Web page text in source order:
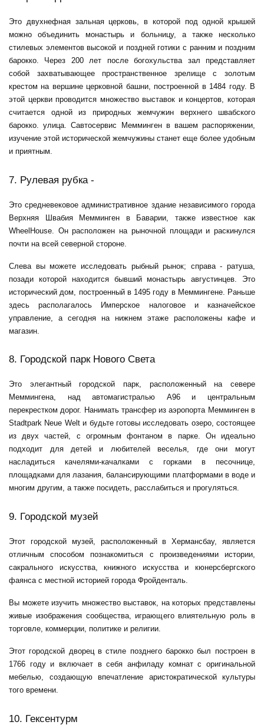
Это двухнефная зальная церковь, в которой под одной крышей
можно объединить монастырь и больницу, а также несколько
стилевых элементов высокой и поздней готики с ранним и поздним
барокко. Через 200 лет после богохульства зал представляет
собой захватывающее пространственное зрелище с золотым
крестом на вершине церковной башни, построенной в 1484 году. В
этой церкви проводится множество выставок и концертов, которая
считается одной из природных жемчужин верхнего швабского
барокко. улица. Савтосервис Меммингенв вашем распоряжении,
изучение этой исторической жемчужины станет еще более удобным
и приятным.
7. Рулевая рубка -
Это средневековое административное здание независимого города
Верхняя Швабия Мемминген в Баварии, также известное как
WheelHouse. Он расположен на рыночной площади и раскинулся
почти на всей северной стороне.
Слева вы можете исследовать рыбный рынок; справа - ратуша,
позади которой находится бывший монастырь августинцев. Это
исторический дом, построенный в 1495 году в Меммингене. Раньше
здесь располагалось Имперское налоговое и казначейское
управление, а сегодня на нижнем этаже расположены кафе и
магазин.
8. Городской парк Нового Света
Это элегантный городской парк, расположенный на севере
Меммингена, над автомагистралью A96 и центральным
перекрестком дорог. Нанимать трансфер из аэропорта Меммингенв
Stadtpark Neue Welt и будьте готовы исследовать озеро, состоящее
из двух частей, с огромным фонтаном в парке. Он идеально
подходит для детей и любителей веселья, где они могут
насладиться качелями-качалками с горками в песочнице,
площадками для лазания, балансирующими платформами в воде и
многим другим, а также посидеть, расслабиться и прогуляться.
9. Городской музей
Этот городской музей, расположенный в Хермансбау, является
отличным способом познакомиться с произведениями истории,
сакрального искусства, книжного искусства и кюнерсбергского
фаянса с местной историей города Фройденталь.
Вы можете изучить множество выставок, на которых представлены
живые изображения сообщества, играющего влиятельную роль в
торговле, коммерции, политике и религии.
Этот городской дворец в стиле позднего барокко был построен в
1766 году и включает в себя анфиладу комнат с оригинальной
мебелью, создающую впечатление аристократической культуры
того времени.
10. Гексентурм